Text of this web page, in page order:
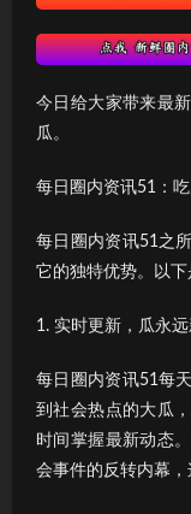
今日给大家带来最
瓜。
每日圈内资讯51：
每日圈内资讯51之
它的独特优势。以下
1. 实时更新，瓜永
每日圈内资讯51每
到社会热点的大瓜
时间掌握最新动态
会事件的反转内幕，